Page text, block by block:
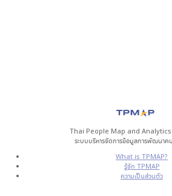
Thai People Map and
ระบบบริหารจัดการข้อมูลการพัฒนาค
What is TPMAP?
รู้จัก TPMAP
ความเป็นส่วนตัว